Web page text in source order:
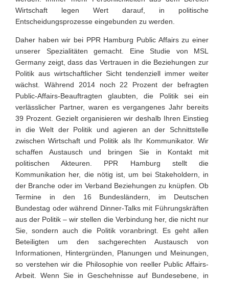
PPR-News
Wirtschaft legen Wert darauf, in politische
Entscheidungsprozesse eingebunden zu werden.
Daher haben wir bei PPR Hamburg Public Affairs zu einer
unserer Spezialitäten gemacht. Eine Studie von MSL
Germany zeigt, dass das Vertrauen in die Beziehungen zur
Politik aus wirtschaftlicher Sicht tendenziell immer weiter
wächst. Während 2014 noch 22 Prozent der befragten
Public-Affairs-Beauftragten glaubten, die Politik sei ein
verlässlicher Partner, waren es vergangenes Jahr bereits
39 Prozent. Gezielt organisieren wir deshalb Ihren Einstieg
in die Welt der Politik und agieren an der Schnittstelle
zwischen Wirtschaft und Politik als Ihr Kommunikator. Wir
schaffen Austausch und bringen Sie in Kontakt mit
politischen Akteuren. PPR Hamburg stellt die
Kommunikation her, die nötig ist, um bei Stakeholdern, in
der Branche oder im Verband Beziehungen zu knüpfen. Ob
Termine in den 16 Bundesländern, im Deutschen
Bundestag oder während Dinner-Talks mit Führungskräften
aus der Politik – wir stellen die Verbindung her, die nicht nur
Sie, sondern auch die Politik voranbringt. Es geht allen
Beteiligten um den sachgerechten Austausch von
Informationen, Hintergründen, Planungen und Meinungen,
so verstehen wir die Philosophie von reeller Public Affairs-
Arbeit. Wenn Sie in Geschehnisse auf Bundesebene, in